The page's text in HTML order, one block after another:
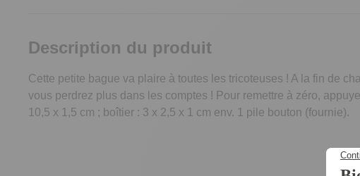
Description du produit
Cette petite bague va plaire à toutes les tricoteuses ! A la fin de
vous perdrez plus dans les comptes ! Pour remettre à zéro,
10,5 x 1,5 cm ; boîtier : 3 x 2,5 x 1 cm env. 1 pile bouton (fournie).